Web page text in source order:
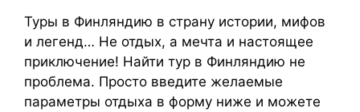
Туры в Финляндию в страну истории, мифов
и легенд… Не отдых, а мечта и настоящее
приключение! Найти тур в Финляндию не
проблема. Просто введите желаемые
параметры отдыха в форму ниже и можете